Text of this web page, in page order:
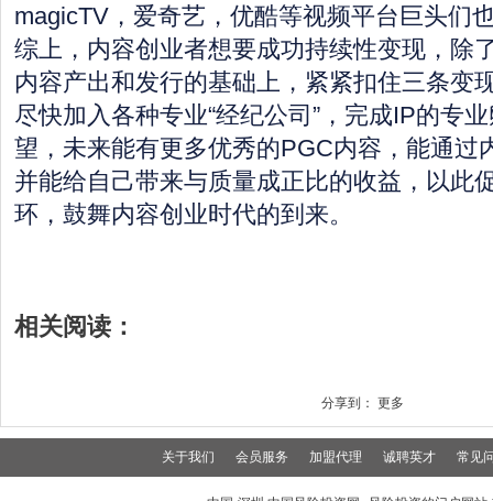
magicTV，爱奇艺，优酷等视频平台巨头们
综上，内容创业者想要成功持续性变现，除
内容产出和发行的基础上，紧紧扣住三条变
尽快加入各种专业“经纪公司”，完成IP的专
望，未来能有更多优秀的PGC内容，能通过
并能给自己带来与质量成正比的收益，以此
环，鼓舞内容创业时代的到来。
相关阅读：
分享到： 更多
关于我们 会员服务 加盟代理 诚聘英才 常见